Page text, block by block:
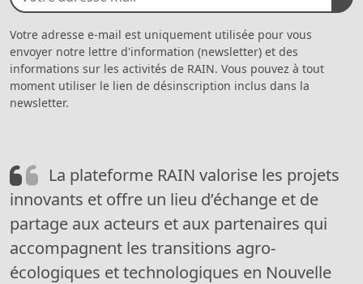
Votre adresse e-mail est uniquement utilisée pour vous
envoyer notre lettre d'information (newsletter) et des
informations sur les activités de RAIN. Vous pouvez à tout
moment utiliser le lien de désinscription inclus dans la
newsletter.
La plateforme RAIN valorise les projets
innovants et offre un lieu d’échange et de
partage aux acteurs et aux partenaires qui
accompagnent les transitions agro-
écologiques et technologiques en Nouvelle